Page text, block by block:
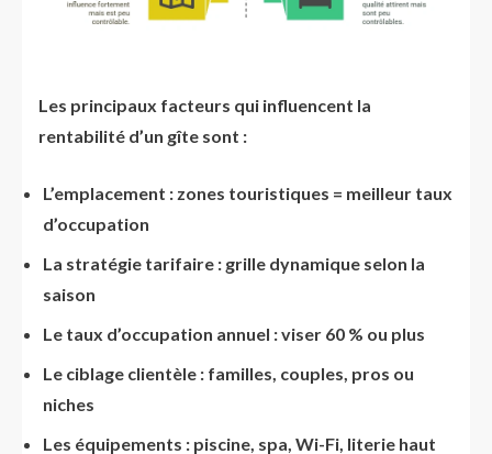
Les principaux facteurs qui influencent la
rentabilité d’un gîte sont :
L’emplacement : zones touristiques = meilleur taux
d’occupation
La stratégie tarifaire : grille dynamique selon la
saison
Le taux d’occupation annuel : viser 60 % ou plus
Le ciblage clientèle : familles, couples, pros ou
niches
Les équipements : piscine, spa, Wi-Fi, literie haut